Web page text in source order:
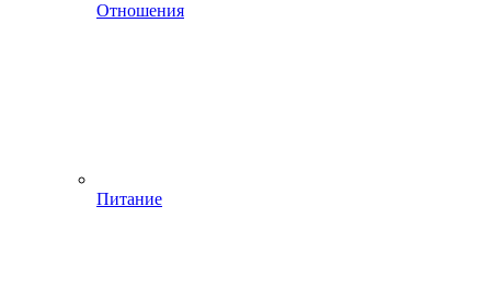
Отношения
Питание